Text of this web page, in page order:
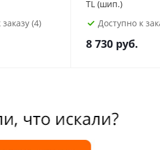
(4)
TL (шип.)
Доступно к
8 730 руб.